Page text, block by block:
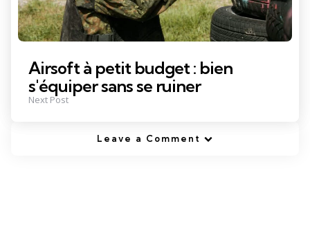
Airsoft à petit budget : bien
s'équiper sans se ruiner
Next Post
Leave a Comment